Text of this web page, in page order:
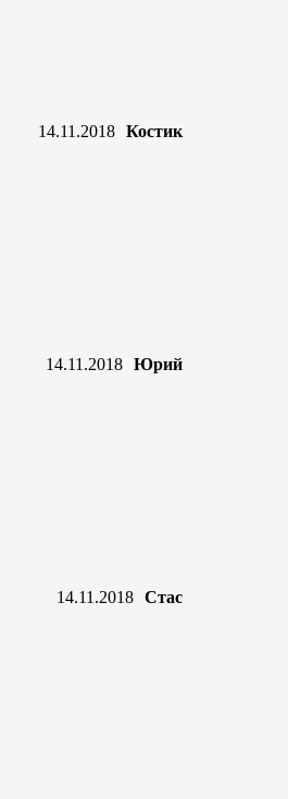
14.11.2018 Костик
14.11.2018 Юрий
14.11.2018 Стас